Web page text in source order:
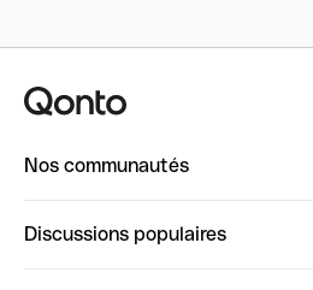
Nos communautés
Discussions populaires